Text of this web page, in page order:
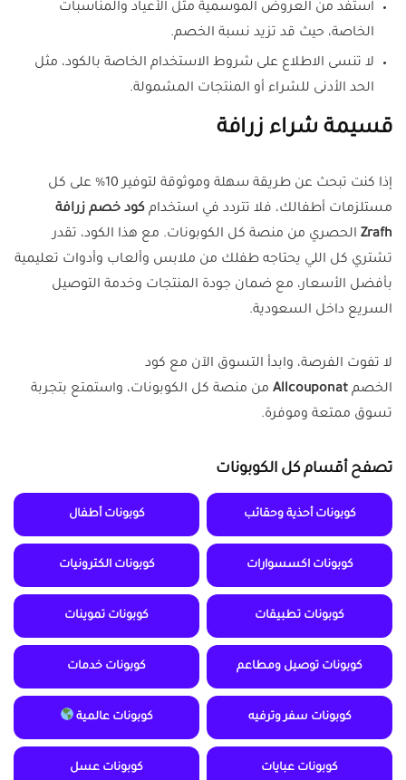
استفد من العروض الموسمية مثل الأعياد والمناسبات
الخاصة، حيث قد تزيد نسبة الخصم.
لا تنسى الاطلاع على شروط الاستخدام الخاصة بالكود، مثل
الحد الأدنى للشراء أو المنتجات المشمولة.
قسيمة شراء زرافة
إذا كنت تبحث عن طريقة سهلة وموثوقة لتوفير 10% على كل
مستلزمات أطفالك، فلا تتردد في استخدام كود خصم زرافة
Zrafh الحصري من منصة كل الكوبونات. مع هذا الكود، تقدر
تشتري كل اللي يحتاجه طفلك من ملابس وألعاب وأدوات تعليمية
بأفضل الأسعار، مع ضمان جودة المنتجات وخدمة التوصيل
السريع داخل السعودية.
لا تفوت الفرصة، وابدأ التسوق الآن مع كود
الخصم Allcouponat من منصة كل الكوبونات، واستمتع بتجربة
تسوق ممتعة وموفرة.
تصفح أقسام كل الكوبونات
كوبونات أحذية وحقائب كوبونات أطفال
كوبونات اكسسوارات كوبونات الكترونيات
كوبونات تطبيقات كوبونات تموينات
كوبونات توصيل ومطاعم كوبونات خدمات
كوبونات سفر وترفيه كوبونات عالمية
كوبونات عبايات كوبونات عسل